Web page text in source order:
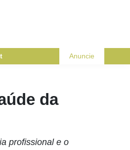
Anuncie
da
profissional e o